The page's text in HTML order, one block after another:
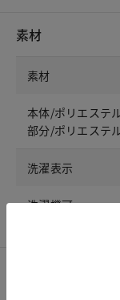
素材
素材
本体/ポリエステ
部分/ポリエステ
洗濯表示
洗濯機可